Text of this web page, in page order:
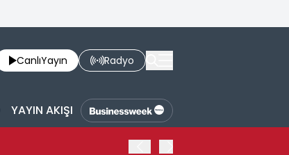
CanlıYayın Radyo
YAYIN AKIŞI